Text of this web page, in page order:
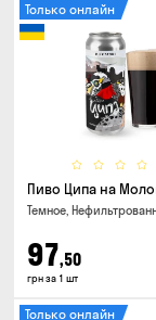
Только онлайн
Пиво Ципа на
Темное,
97,50
грн за 1 шт
Только онлайн